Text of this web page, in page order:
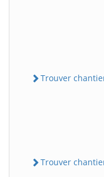
Trouver
Trouver